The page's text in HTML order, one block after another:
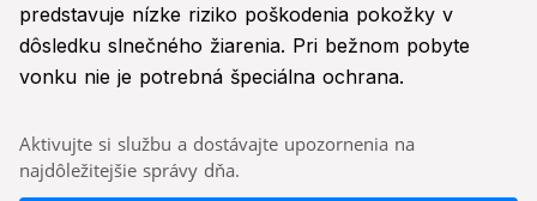
predstavuje nízke riziko poškodenia pokožky v
dôsledku slnečného žiarenia. Pri bežnom pobyte
vonku nie je potrebná špeciálna ochrana.
Aktivujte si službu a dostávajte upozornenia na
najdôležitejšie správy dňa.